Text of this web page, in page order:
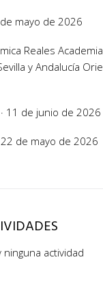
mayo de 2026
Reales
y Andalucía
11 de junio de 2026
de mayo de 2026
actividad